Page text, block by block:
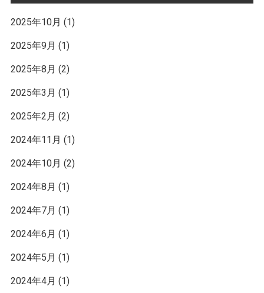
2025年10月 (1)
2025年9月 (1)
2025年8月 (2)
2025年3月 (1)
2025年2月 (2)
2024年11月 (1)
2024年10月 (2)
2024年8月 (1)
2024年7月 (1)
2024年6月 (1)
2024年5月 (1)
2024年4月 (1)